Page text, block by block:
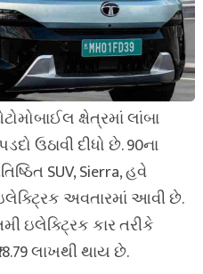
ક્ષેત્રમાં લાંબા
ઉઠાવી દીધો છે. 90ના
SUV, Sierra, હવે
અવતારમાં આવી છે.
ઇલેક્ટ્રિક કાર તરીકે
લાખથી થાય છે.